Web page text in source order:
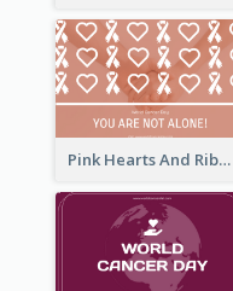
Pink Hearts And Ribbon Patterns World Cancer Day Greeting Card